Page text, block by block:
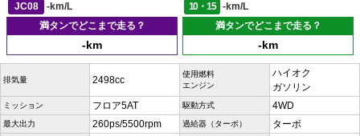
JC08
-km/L 10・15
-km/L
満タンでどこまで走る？
-km
満タンでどこまで走る？
-km
排気量 2498cc
使用燃料
エンジン
ハイオク
ガソリン
ミッション フロア5AT 駆動方式 4WD
最大出力 260ps/5500rpm 過給器（ターボ） ターボ